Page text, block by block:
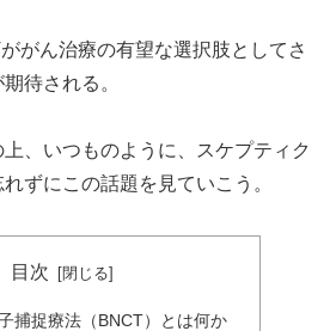
がん治療の有望な選択肢としてさ
待される。
、いつものように、スケプティク
ずにこの話題を見ていこう。
目次
捕捉療法（BNCT）とは何か